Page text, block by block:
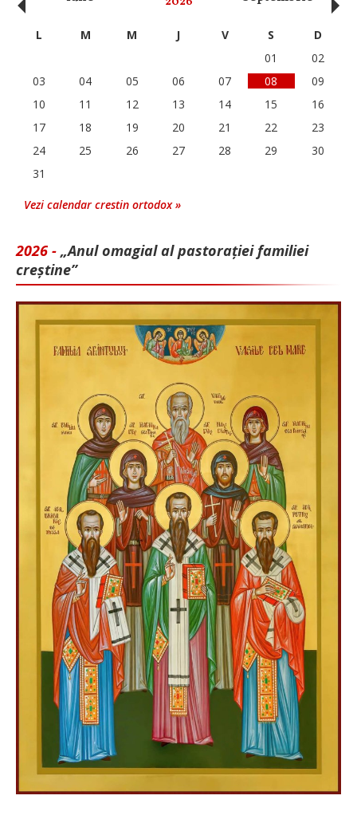
L M M J V S
D
01
02
03
04 05 06 07 08
09
10
11 12 13 14 15
16
17
18 19 20 21 22
23
24
25 26 27 28 29
30
31
Vezi calendar crestin ortodox »
2026 - „Anul omagial al pastorației familiei
creștine”